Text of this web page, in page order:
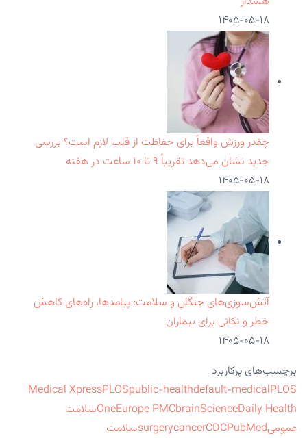
۱۴۰۵-۰۵-۱۸
چقدر ورزش واقعاً برای حفاظت از قلب لازم است؟ بررسی
جدید نشان می‌دهد تقریباً ۹ تا ۱۰ ساعت در هفته
۱۴۰۵-۰۵-۱۸
آتش‌سوزی‌های جنگلی و سلامت: پیامدها، راه‌های کاهش
خطر و نکاتی برای بیماران
۱۴۰۵-۰۵-۱۸
برچسب‌های پرکاربرد
Medical XpressPLOSpublic-healthdefault-medicalPLOS
OneEurope PMCbrainScienceDaily Health
سلامت
عمومی
surgerycancerCDCPubMed
سلامت